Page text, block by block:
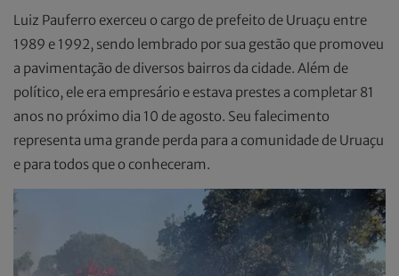
Luiz Pauferro exerceu o cargo de prefeito de Uruaçu entre
1989 e 1992, sendo lembrado por sua gestão que promoveu
a pavimentação de diversos bairros da cidade. Além de
político, ele era empresário e estava prestes a completar 81
anos no próximo dia 10 de agosto. Seu falecimento
representa uma grande perda para a comunidade de Uruaçu
e para todos que o conheceram.